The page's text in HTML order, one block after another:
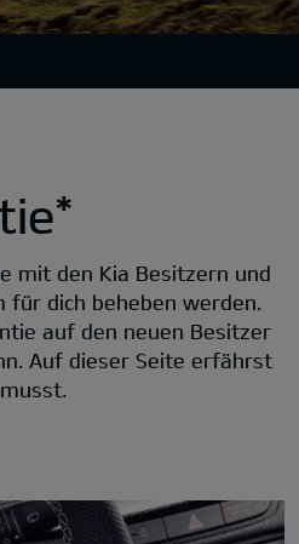
mit den Kia Besitzern und
dich beheben werden.
auf den neuen Besitzer
Auf dieser Seite erfährst